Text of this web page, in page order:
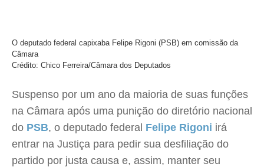
O deputado federal capixaba Felipe Rigoni (PSB) em comissão da
Câmara
Crédito: Chico Ferreira/Câmara dos Deputados
Suspenso por um ano da maioria de suas funções
na Câmara após uma punição do diretório nacional
do PSB, o deputado federal Felipe Rigoni irá
entrar na Justiça para pedir sua desfiliação do
partido por justa causa e, assim, manter seu